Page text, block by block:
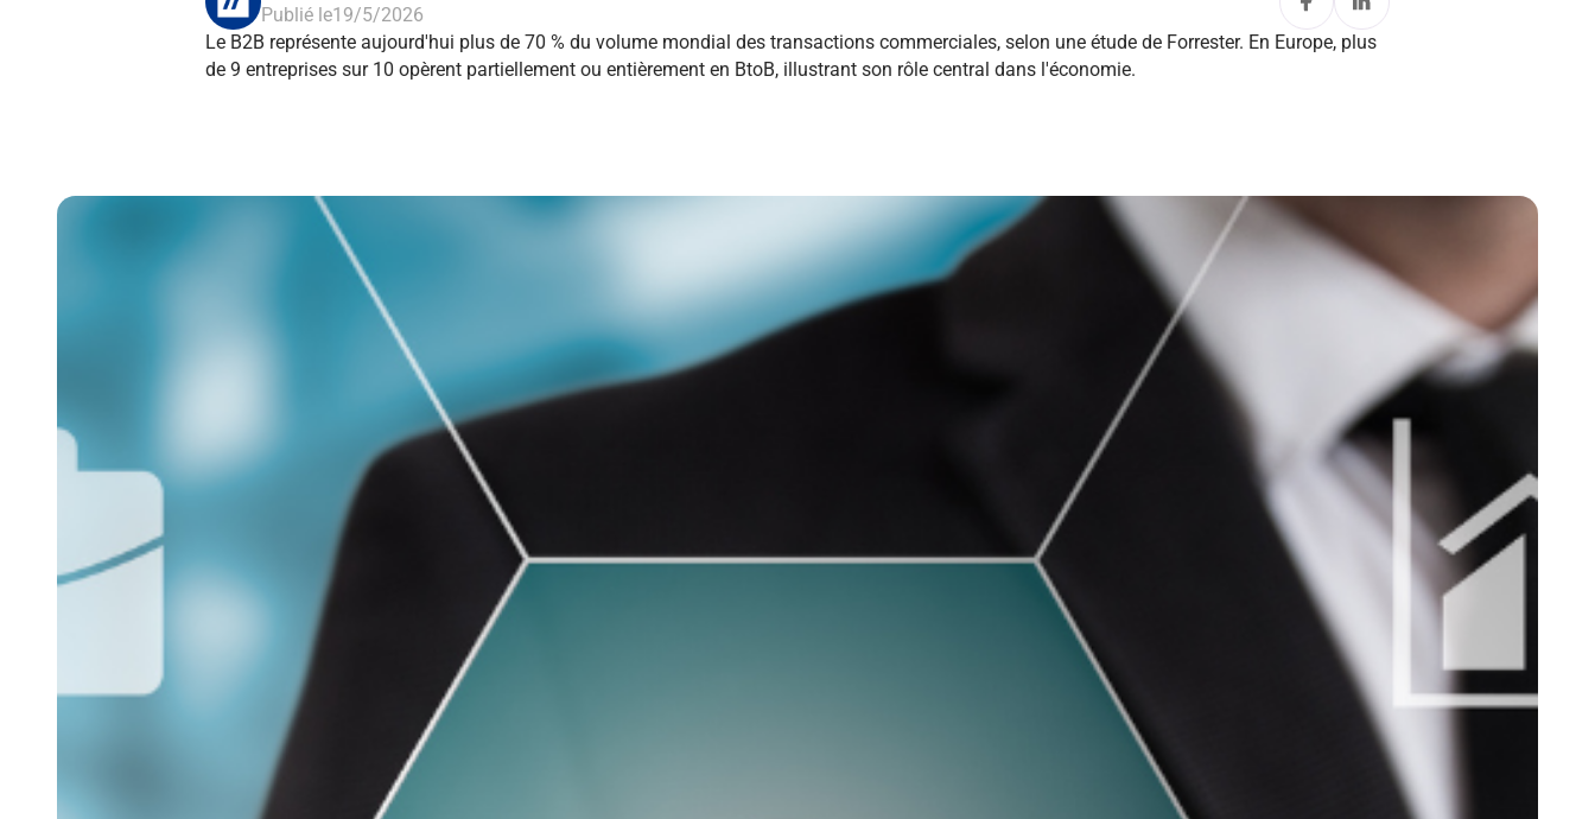
Publié le19/5/2026
Le B2B représente aujourd'hui plus de 70 % du volume mondial des transactions commerciales, selon une étude de Forrester. En Europe, plus
de 9 entreprises sur 10 opèrent partiellement ou entièrement en BtoB, illustrant son rôle central dans l'économie.